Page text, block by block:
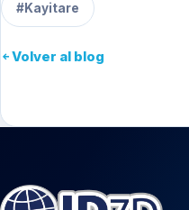
#Kayitare
Volver al blog